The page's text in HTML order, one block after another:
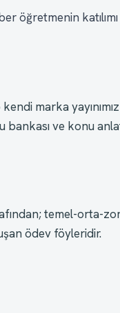
öğretmenin katılımı
marka
ve konu
temel-orta-
ödev föyleridir.